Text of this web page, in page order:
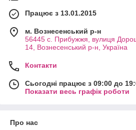
Працює з 13.01.2015
м. Вознесенський р-н
56445 с. Прибужжя, вулиця
14, Вознесенський р-н, Україна
Контакти
Сьогодні працює з 09:00 до
Показати весь графік роботи
Про нас